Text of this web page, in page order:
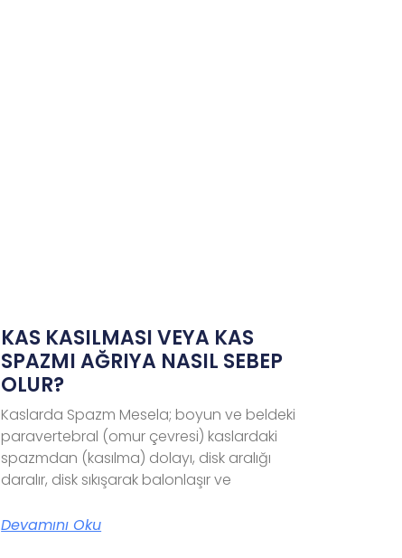
KAS KASILMASI VEYA KAS
SPAZMI AĞRIYA NASIL SEBEP
OLUR?
Kaslarda Spazm Mesela; boyun ve beldeki
paravertebral (omur çevresi) kaslardaki
spazmdan (kasılma) dolayı, disk aralığı
daralır, disk sıkışarak balonlaşır ve
Devamını Oku